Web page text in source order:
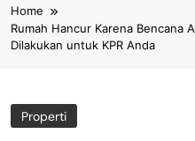
Home
Rumah Hancur Karena Bencana
Dilakukan untuk KPR Anda
Properti